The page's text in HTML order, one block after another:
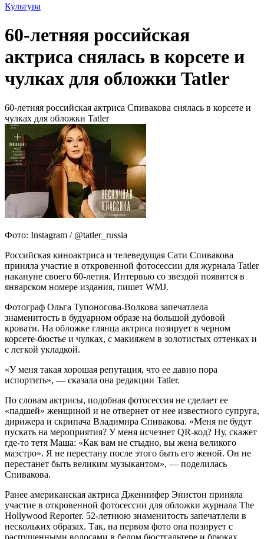
Культура
60-летняя российская
актриса снялась в корсете и
чулках для обложки Tatler
60-летняя российская актриса Спивакова снялась в корсете и
чулках для обложки Tatler
Фото: Instagram / @tatler_russia
Российская киноактриса и телеведущая Сати Спивакова
приняла участие в откровенной фотосессии для журнала Tatler
накануне своего 60-летия. Интервью со звездой появится в
январском номере издания, пишет WMJ.
Фотограф Ольга Тупоногова-Волкова запечатлела
знаменитость в будуарном образе на большой дубовой
кровати. На обложке глянца актриса позирует в черном
корсете-бюстье и чулках, с макияжем в золотистых оттенках и
с легкой укладкой.
«У меня такая хорошая репутация, что ее давно пора
испортить», — сказала она редакции Tatler.
По словам актрисы, подобная фотосессия не сделает ее
«падшей» женщиной и не отвернет от нее известного супруга,
дирижера и скрипача Владимира Спивакова. «Меня не будут
пускать на мероприятия? У меня исчезнет QR-код? Ну, скажет
где-то тетя Маша: «Как вам не стыдно, вы жена великого
маэстро». Я не перестану после этого быть его женой. Он не
перестанет быть великим музыкантом», — поделилась
Спивакова.
Ранее американская актриса Дженнифер Энистон приняла
участие в откровенной фотосессии для обложки журнала The
Hollywood Reporter. 52-летнюю знаменитость запечатлели в
нескольких образах. Так, на первом фото она позирует c
распущенными волосами в белом бюстгальтере и брюках